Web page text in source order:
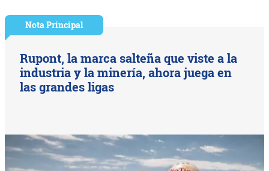
Nota Principal
Rupont, la marca salteña que viste a la
industria y la minería, ahora juega en
las grandes ligas